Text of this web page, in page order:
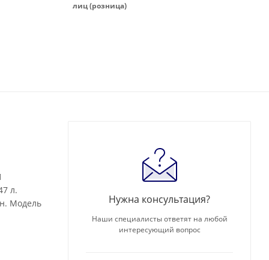
лиц (розница)
л.
Модель
Нужна консультация?
Наши специалисты ответят на любой
интересующий вопрос